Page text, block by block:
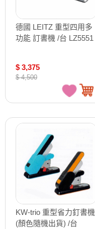
德國 LEITZ 重型四用多
功能 訂書機 /台 LZ5551
$ 3,375
$ 4,500
KW-trio 重型省力釘書機
(顏色隨機出貨) /台